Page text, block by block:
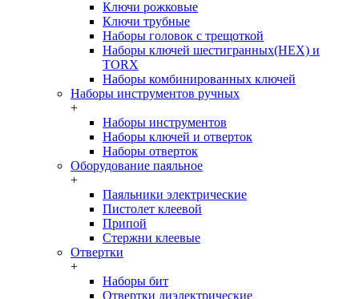
Ключи рожковые
Ключи трубные
Наборы головок c трещоткой
Наборы ключей шестигранных(HEX) и
TORX
Наборы комбинированных ключей
Наборы инструментов ручных
+
Наборы инструментов
Наборы ключей и отверток
Наборы отверток
Оборудование паяльное
+
Паяльники электрические
Пистолет клеевой
Припой
Стержни клеевые
Отвертки
+
Наборы бит
Отвертки диэлектрические